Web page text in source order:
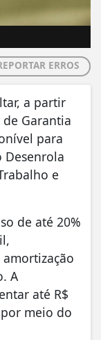
ERROS
a partir
Garantia
para
Desenrola
e
de até 20%
A
até R$
meio do